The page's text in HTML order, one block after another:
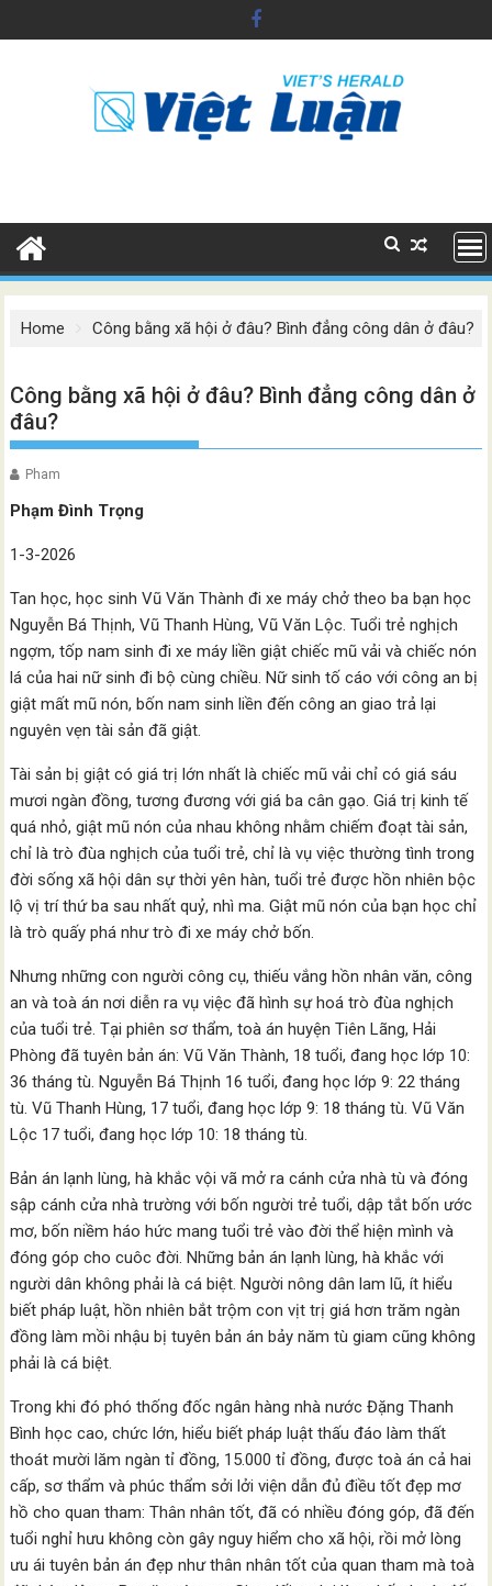
to
Home Công bằng xã hội ở đâu? Bình đẳng công dân ở đâu?
Công bằng xã hội ở đâu? Bình đẳng công dân ở
đâu?
Pham
Phạm Đình Trọng
1-3-2026
Tan học, học sinh Vũ Văn Thành đi xe máy chở theo ba bạn học
Nguyễn Bá Thịnh, Vũ Thanh Hùng, Vũ Văn Lộc. Tuổi trẻ nghịch
ngợm, tốp nam sinh đi xe máy liền giật chiếc mũ vải và chiếc nón
lá của hai nữ sinh đi bộ cùng chiều. Nữ sinh tố cáo với công an bị
giật mất mũ nón, bốn nam sinh liền đến công an giao trả lại
nguyên vẹn tài sản đã giật.
Tài sản bị giật có giá trị lớn nhất là chiếc mũ vải chỉ có giá sáu
mươi ngàn đồng, tương đương với giá ba cân gạo. Giá trị kinh tế
quá nhỏ, giật mũ nón của nhau không nhằm chiếm đoạt tài sản,
chỉ là trò đùa nghịch của tuổi trẻ, chỉ là vụ việc thường tình trong
đời sống xã hội dân sự thời yên hàn, tuổi trẻ được hồn nhiên bộc
lộ vị trí thứ ba sau nhất quỷ, nhì ma. Giật mũ nón của bạn học chỉ
là trò quấy phá như trò đi xe máy chở bốn.
Nhưng những con người công cụ, thiếu vắng hồn nhân văn, công
an và toà án nơi diễn ra vụ việc đã hình sự hoá trò đùa nghịch
của tuổi trẻ. Tại phiên sơ thẩm, toà án huyện Tiên Lãng, Hải
Phòng đã tuyên bản án: Vũ Văn Thành, 18 tuổi, đang học lớp 10:
36 tháng tù. Nguyễn Bá Thịnh 16 tuổi, đang học lớp 9: 22 tháng
tù. Vũ Thanh Hùng, 17 tuổi, đang học lớp 9: 18 tháng tù. Vũ Văn
Lộc 17 tuổi, đang học lớp 10: 18 tháng tù.
Bản án lạnh lùng, hà khắc vội vã mở ra cánh cửa nhà tù và đóng
sập cánh cửa nhà trường với bốn người trẻ tuổi, dập tắt bốn ước
mơ, bốn niềm háo hức mang tuổi trẻ vào đời thể hiện mình và
đóng góp cho cuôc đời. Những bản án lạnh lùng, hà khắc với
người dân không phải là cá biệt. Người nông dân lam lũ, ít hiểu
biết pháp luật, hồn nhiên bắt trộm con vịt trị giá hơn trăm ngàn
đồng làm mồi nhậu bị tuyên bản án bảy năm tù giam cũng không
phải là cá biệt.
Trong khi đó phó thống đốc ngân hàng nhà nước Đặng Thanh
Bình học cao, chức lớn, hiểu biết pháp luật thấu đáo làm thất
thoát mười lăm ngàn tỉ đồng, 15.000 tỉ đồng, được toà án cả hai
cấp, sơ thẩm và phúc thẩm sởi lởi viện dẫn đủ điều tốt đẹp mơ
hồ cho quan tham: Thân nhân tốt, đã có nhiều đóng góp, đã đến
tuổi nghỉ hưu không còn gây nguy hiểm cho xã hội, rồi mở lòng
ưu ái tuyên bản án đẹp như thân nhân tốt của quan tham mà toà